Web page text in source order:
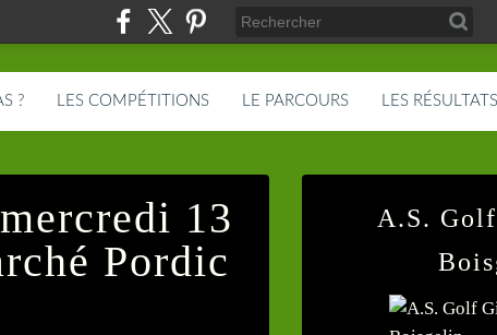
? LES COMPÉTITIONS LE PARCOURS LES RÉSULTATS
13
Pordic
A.S.